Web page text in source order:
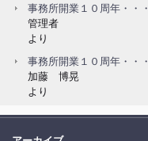
事務所開業１０周年・・・
管理者
より
事務所開業１０周年・・・
加藤 博晃
より